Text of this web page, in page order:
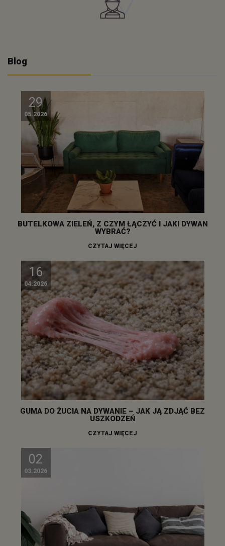
Blog
29
05.2026
BUTELKOWA ZIELEŃ, Z CZYM ŁĄCZYĆ I JAKI DYWAN
WYBRAĆ?
CZYTAJ WIĘCEJ
16
04.2026
GUMA DO ŻUCIA NA DYWANIE – JAK JĄ ZDJĄĆ BEZ
USZKODZEŃ
CZYTAJ WIĘCEJ
02
03.2026